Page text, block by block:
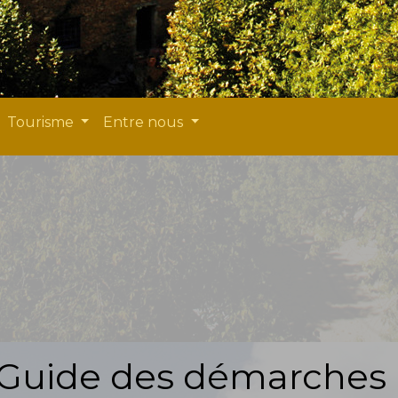
Tourisme Entre nous
des démarches